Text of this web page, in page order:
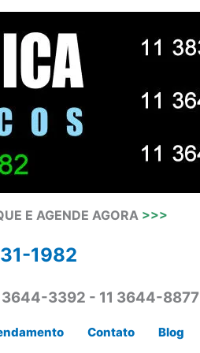
E AGENDE AGORA >>>
1982
3644-3392 - 11 3644-8877
Contato Blog